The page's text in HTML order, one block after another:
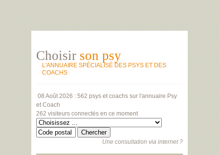
Choisir son psy
L'ANNUAIRE SPÉCIALISÉ DES PSYS ET DES
COACHS
08 Août 2026 : 562 psys et coachs sur l'annuaire Psy
et Coach
262 visiteurs connectés en ce moment
Une consultation via internet ?